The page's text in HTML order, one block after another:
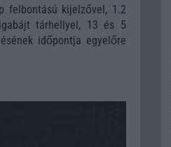
felbontású kijelzővel, 1.2
tárhellyel, 13 és 5
időpontja egyelőre